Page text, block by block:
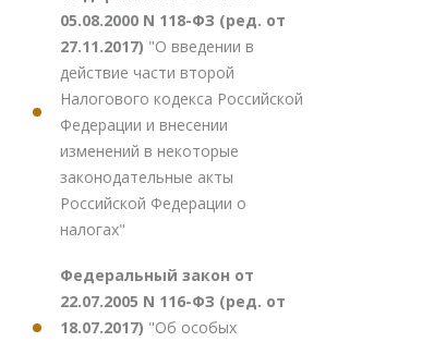
05.08.2000 N 118-ФЗ (ред. от
27.11.2017) "О введении в
действие части второй
Налогового кодекса Российской
Федерации и внесении
изменений в некоторые
законодательные акты
Российской Федерации о
налогах"
Федеральный закон от
22.07.2005 N 116-ФЗ (ред. от
18.07.2017) "Об особых